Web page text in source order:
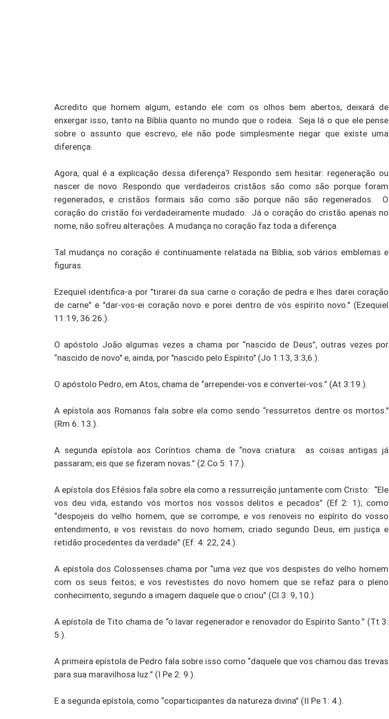
Acredito que homem algum, estando ele com os olhos bem abertos, deixará de
enxergar isso, tanto na Bíblia quanto no mundo que o rodeia. Seja lá o que ele pense
sobre o assunto que escrevo, ele não pode simplesmente negar que existe uma
diferença.
Agora, qual é a explicação dessa diferença? Respondo sem hesitar: regeneração ou
nascer de novo. Respondo que verdadeiros cristãos são como são porque foram
regenerados, e cristãos formais são como são porque não são regenerados. O
coração do cristão foi verdadeiramente mudado. Já o coração do cristão apenas no
nome, não sofreu alterações. A mudança no coração faz toda a diferença.
Tal mudança no coração é continuamente relatada na Bíblia, sob vários emblemas e
figuras.
Ezequiel identifica-a por "tirarei da sua carne o coração de pedra e lhes darei coração
de carne” e "dar-vos-ei coração novo e porei dentro de vós espírito novo." (Ezequiel
11:19; 36:26.).
O apóstolo João algumas vezes a chama por “nascido de Deus”, outras vezes por
“nascido de novo" e, ainda, por "nascido pelo Espírito" (Jo 1:13, 3:3,6.).
O apóstolo Pedro, em Atos, chama de “arrependei-vos e convertei-vos.” (At 3:19.).
A epístola aos Romanos fala sobre ela como sendo “ressurretos dentre os mortos."
(Rm 6: 13.).
A segunda epístola aos Coríntios chama de “nova criatura: as coisas antigas já
passaram; eis que se fizeram novas.” (2 Co 5: 17.).
A epístola dos Efésios fala sobre ela como a ressurreição juntamente com Cristo: “Ele
vos deu vida, estando vós mortos nos vossos delitos e pecados” (Ef 2: 1); como
“despojeis do velho homem, que se corrompe, e vos renoveis no espírito do vosso
entendimento, e vos revistais do novo homem, criado segundo Deus, em justiça e
retidão procedentes da verdade” (Ef. 4: 22, 24.).
A epístola dos Colossenses chama por “uma vez que vos despistes do velho homem
com os seus feitos; e vos revestistes do novo homem que se refaz para o pleno
conhecimento, segundo a imagem daquele que o criou” (Cl 3: 9, 10.).
A epístola de Tito chama de “o lavar regenerador e renovador do Espírito Santo.” (Tt 3:
5.).
A primeira epístola de Pedro fala sobre isso como “daquele que vos chamou das trevas
para sua maravilhosa luz.” (I Pe 2: 9.).
E a segunda epístola, como “coparticipantes da natureza divina” (II Pe 1: 4.).